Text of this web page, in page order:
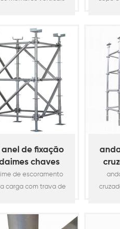
ø48.3x3.25mm
"od x 10 gauge). é um
de andaimes de
galvanizado
imersão a quente,
para fornecer
geral e suportar
verticais. O recurso é
ponto de travamento
copo que perm8
cuba
anel de fixação
chaves
diagonais
de escoramento
carga com trava de
de carga pesada,